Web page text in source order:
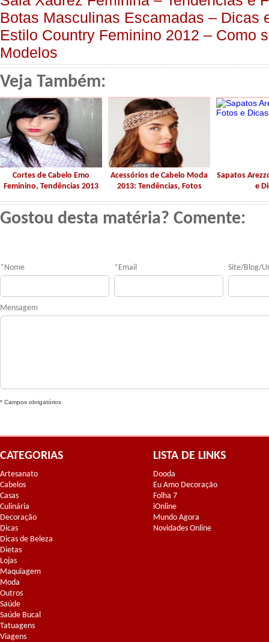
Botas Masculinas Escamadas – Dicas
Estilo Country Feminino 2012 – Como
Modelos
Veja Também:
Cortes de Cabelo Emo
Feminino, Tendências 2013
Acessórios de Cabelo Moda
2013: Tendências, Fotos
Sapatos
e
Gostou desta matéria? Comente:
* Nome * Email Site/Blog/
Mensagem
* Campos obrigatórios
CATEGORIAS
Artesanato
Cabelos
Casas
Culinária
Decoração
Dicas
Dicas de Beleza
Dietas
Lojas
Maquiagem
Moda
Outros
Saúde
Saúde Bucal
Tatuagens
Viagens
LISTA DE LINKS
Dooda
Eu Amo Decoração
Folha 7
iOnline
Mundo Agora
Novidades Online